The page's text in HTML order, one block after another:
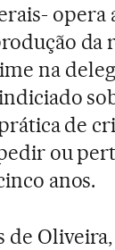
opera
da
na
de
ou
anos.